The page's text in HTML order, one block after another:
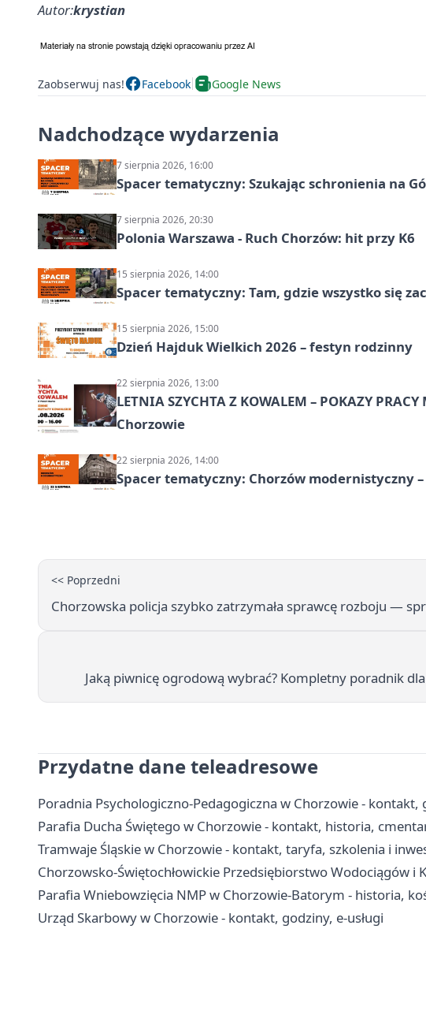
Autor:krystian
Zaobserwuj nas! Facebook Google News
Nadchodzące wydarzenia
7 sierpnia 2026, 16:00
Spacer tematyczny: Szukając schronienia na
7 sierpnia 2026, 20:30
Polonia Warszawa - Ruch Chorzów: hit przy K6
15 sierpnia 2026, 14:00
Spacer tematyczny: Tam, gdzie wszystko się
15 sierpnia 2026, 15:00
Dzień Hajduk Wielkich 2026 – festyn rodzinny
22 sierpnia 2026, 13:00
LETNIA SZYCHTA Z KOWALEM – POKAZY
Chorzowie
22 sierpnia 2026, 14:00
Spacer tematyczny: Chorzów modernistyczny
<< Poprzedni
Chorzowska policja szybko zatrzymała sprawcę rozboju —
Jaką piwnicę ogrodową wybrać? Kompletny poradnik
Przydatne dane teleadresowe
Poradnia Psychologiczno-Pedagogiczna w Chorzowie - kontakt,
Parafia Ducha Świętego w Chorzowie - kontakt, historia,
Tramwaje Śląskie w Chorzowie - kontakt, taryfa, szkolenia i
Chorzowsko-Świętochłowickie Przedsiębiorstwo Wodociągów i
Parafia Wniebowzięcia NMP w Chorzowie-Batorym - historia,
Urząd Skarbowy w Chorzowie - kontakt, godziny, e-usługi